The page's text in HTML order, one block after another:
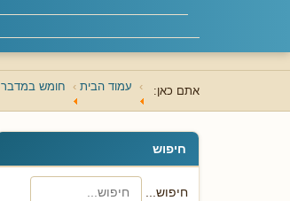
אתם כאן: עמוד הבית חומש במדבר
חיפוש
חיפוש...